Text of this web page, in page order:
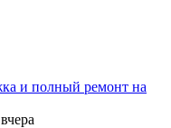
и полный ремонт на
вчера